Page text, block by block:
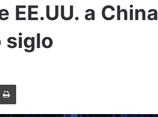
a China
siglo
Email Imprimi